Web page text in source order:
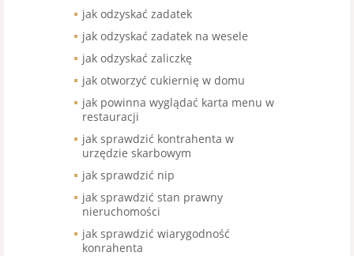
jak odzyskać zadatek
jak odzyskać zadatek na wesele
jak odzyskać zaliczkę
jak otworzyć cukiernię w domu
jak powinna wyglądać karta menu w
restauracji
jak sprawdzić kontrahenta w
urzędzie skarbowym
jak sprawdzić nip
jak sprawdzić stan prawny
nieruchomości
jak sprawdzić wiarygodność
konrahenta